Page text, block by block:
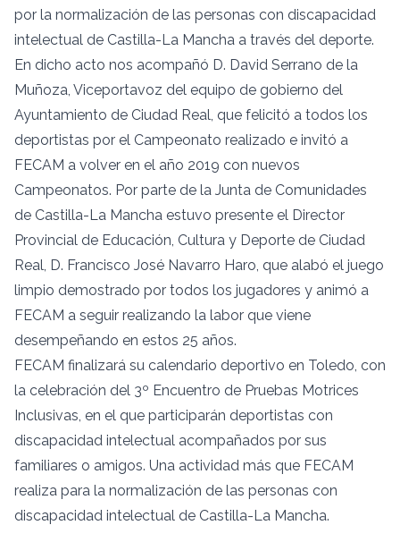
por la normalización de las personas con discapacidad
intelectual de Castilla-La Mancha a través del deporte.
En dicho acto nos acompañó D. David Serrano de la
Muñoza, Viceportavoz del equipo de gobierno del
Ayuntamiento de Ciudad Real, que felicitó a todos los
deportistas por el Campeonato realizado e invitó a
FECAM a volver en el año 2019 con nuevos
Campeonatos. Por parte de la Junta de Comunidades
de Castilla-La Mancha estuvo presente el Director
Provincial de Educación, Cultura y Deporte de Ciudad
Real, D. Francisco José Navarro Haro, que alabó el juego
limpio demostrado por todos los jugadores y animó a
FECAM a seguir realizando la labor que viene
desempeñando en estos 25 años.
FECAM finalizará su calendario deportivo en Toledo, con
la celebración del 3º Encuentro de Pruebas Motrices
Inclusivas, en el que participarán deportistas con
discapacidad intelectual acompañados por sus
familiares o amigos. Una actividad más que FECAM
realiza para la normalización de las personas con
discapacidad intelectual de Castilla-La Mancha.